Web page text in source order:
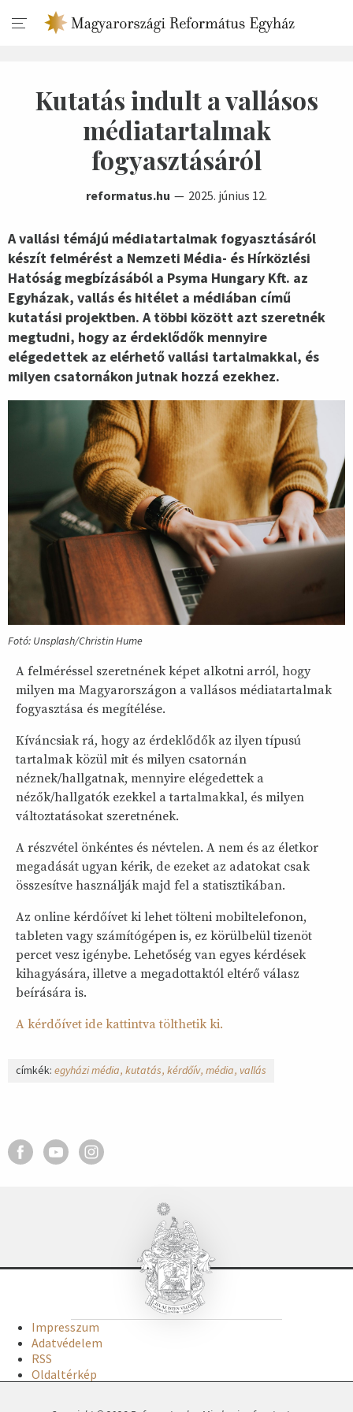
Kutatás indult a vallásos
médiatartalmak
fogyasztásáról
reformatus.hu 2025. június 12.
A vallási témájú médiatartalmak fogyasztásáról
készít felmérést a Nemzeti Média- és Hírközlési
Hatóság megbízásából a Psyma Hungary Kft. az
Egyházak, vallás és hitélet a médiában című
kutatási projektben. A többi között azt szeretnék
megtudni, hogy az érdeklődők mennyire
elégedettek az elérhető vallási tartalmakkal, és
milyen csatornákon jutnak hozzá ezekhez.
Fotó: Unsplash/Christin Hume
A felméréssel szeretnének képet alkotni arról, hogy
milyen ma Magyarországon a vallásos médiatartalmak
fogyasztása és megítélése.
Kíváncsiak rá, hogy az érdeklődők az ilyen típusú
tartalmak közül mit és milyen csatornán
néznek/hallgatnak, mennyire elégedettek a
nézők/hallgatók ezekkel a tartalmakkal, és milyen
változtatásokat szeretnének.
A részvétel önkéntes és névtelen. A nem és az életkor
megadását ugyan kérik, de ezeket az adatokat csak
összesítve használják majd fel a statisztikában.
Az online kérdőívet ki lehet tölteni mobiltelefonon,
tableten vagy számítógépen is, ez körülbelül tizenöt
percet vesz igénybe. Lehetőség van egyes kérdések
kihagyására, illetve a megadottaktól eltérő válasz
beírására is.
A kérdőívet ide kattintva tölthetik ki.
címkék: egyházi média kutatás kérdőív média vallás
Impresszum
Adatvédelem
RSS
Oldaltérkép